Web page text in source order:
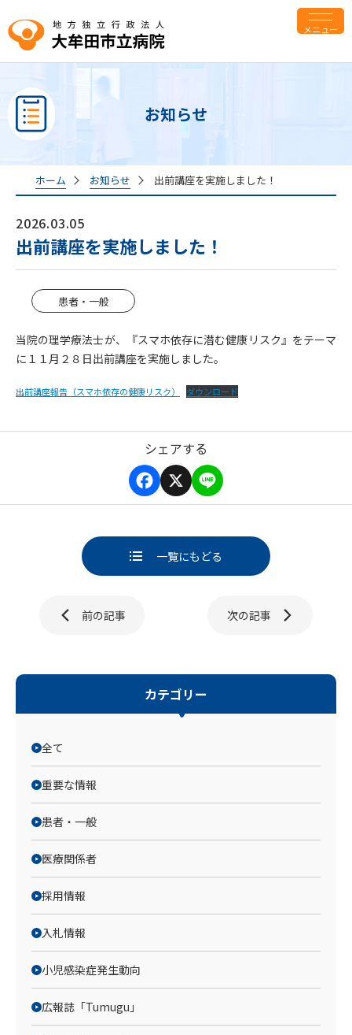
メニュー
お知らせ
ホーム お知らせ 出前講座を実施しました！
2026.03.05
出前講座を実施しました！
患者・一般
当院の理学療法士が、『スマホ依存に潜む健康リスク』をテーマ
に１１月２８日出前講座を実施しました。
出前講座報告（スマホ依存の健康リスク） ダウンロード
シェアする
F
e
b
o
o
X L
e
一覧にもどる
前の記事 次の記事
カテゴリー
全て
重要な情報
患者・一般
医療関係者
採用情報
入札情報
小児感染症発生動向
広報誌「Tumugu」